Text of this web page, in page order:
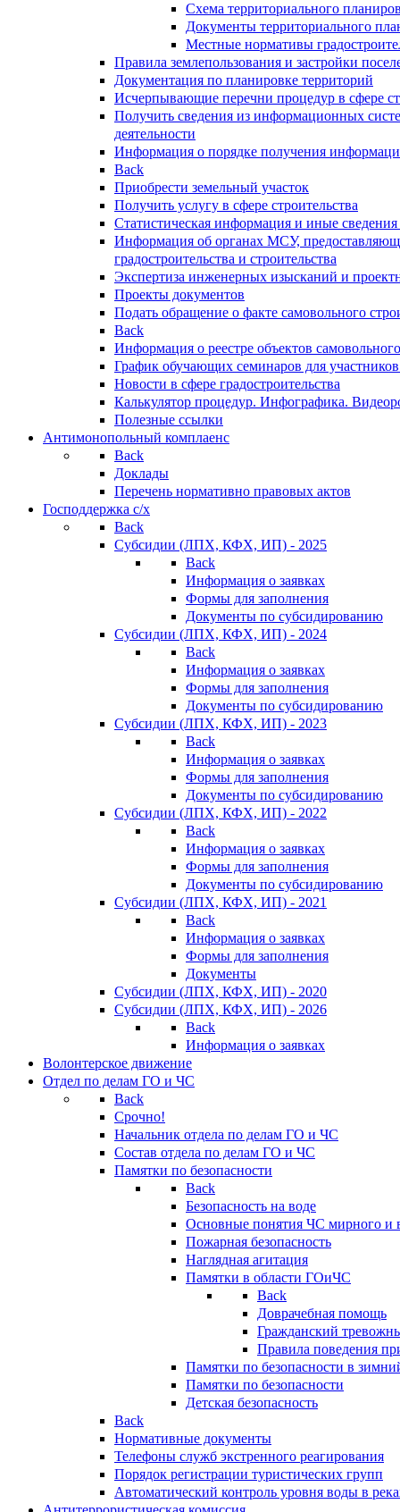
Схема территориального
Документы территориального
Местные нормативы
Правила землепользования и застройки
Документация по планировке территорий
Исчерпывающие перечни процедур в сфере
Получить сведения из информационных
деятельности
Информация о порядке получения
Back
Приобрести земельный участок
Получить услугу в сфере строительства
Статистическая информация и иные сведения
Информация об органах МСУ,
градостроительства и строительства
Экспертиза инженерных изысканий и
Проекты документов
Подать обращение о факте самовольного
Back
Информация о реестре объектов
График обучающих семинаров для участников
Новости в сфере градостроительства
Калькулятор процедур. Инфографика.
Полезные ссылки
Антимонопольный комплаенс
Back
Доклады
Перечень нормативно правовых актов
Господдержка с/х
Back
Субсидии (ЛПХ, КФХ, ИП) - 2025
Back
Информация о заявках
Формы для заполнения
Документы по субсидированию
Субсидии (ЛПХ, КФХ, ИП) - 2024
Back
Информация о заявках
Формы для заполнения
Документы по субсидированию
Субсидии (ЛПХ, КФХ, ИП) - 2023
Back
Информация о заявках
Формы для заполнения
Документы по субсидированию
Субсидии (ЛПХ, КФХ, ИП) - 2022
Back
Информация о заявках
Формы для заполнения
Документы по субсидированию
Субсидии (ЛПХ, КФХ, ИП) - 2021
Back
Информация о заявках
Формы для заполнения
Документы
Субсидии (ЛПХ, КФХ, ИП) - 2020
Субсидии (ЛПХ, КФХ, ИП) - 2026
Back
Информация о заявках
Волонтерское движение
Отдел по делам ГО и ЧС
Back
Срочно!
Начальник отдела по делам ГО и ЧС
Состав отдела по делам ГО и ЧС
Памятки по безопасности
Back
Безопасность на воде
Основные понятия ЧС мирного и
Пожарная безопасность
Наглядная агитация
Памятки в области ГОиЧС
Back
Доврачебная помощь
Гражданский
Правила поведения
Памятки по безопасности в
Памятки по безопасности
Детская безопасность
Back
Нормативные документы
Телефоны служб экстренного реагирования
Порядок регистрации туристических групп
Автоматический контроль уровня воды в